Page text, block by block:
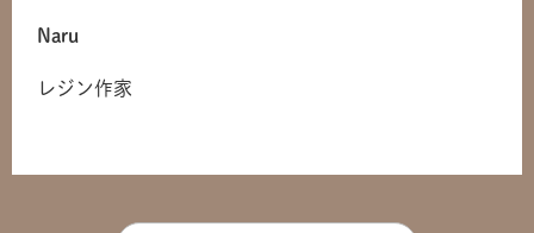
Naru
レジン作家